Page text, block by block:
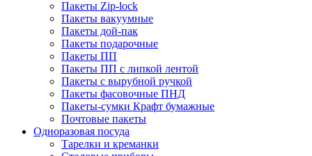
Пакеты Zip-lock
Пакеты вакуумные
Пакеты дой-пак
Пакеты подарочные
Пакеты ПП
Пакеты ПП с липкой лентой
Пакеты с вырубной ручкой
Пакеты фасовочные ПНД
Пакеты-сумки Крафт бумажные
Почтовые пакеты
Одноразовая посуда
Тарелки и креманки